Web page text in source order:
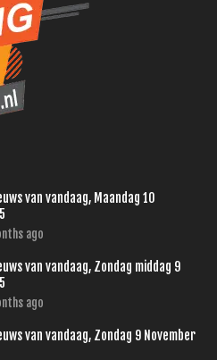
van vandaag, Maandag 10
ago
van vandaag, Zondag middag 9
ago
van vandaag, Zondag 9 November